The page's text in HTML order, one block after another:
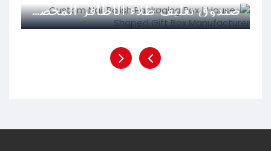
صندوق تغليف طلاء الأظافر المخصص | مصنع صناديق هدايا على شكل منزل